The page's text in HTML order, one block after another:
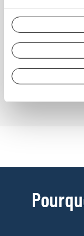
à partir de 890€